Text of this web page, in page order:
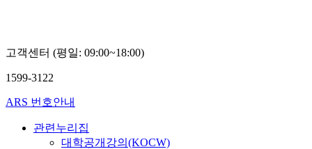
고객센터 (평일: 09:00~18:00)
1599-3122
ARS 번호안내
관련누리집
대학공개강의(KOCW)